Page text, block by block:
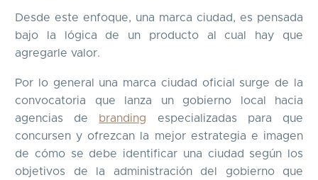
Desde este enfoque, una marca ciudad, es pensada
bajo la lógica de un producto al cual hay que
agregarle valor.
Por lo general una marca ciudad oficial surge de la
convocatoria que lanza un gobierno local hacia
agencias de branding especializadas para que
concursen y ofrezcan la mejor estrategia e imagen
de cómo se debe identificar una ciudad según los
objetivos de la administración del gobierno que